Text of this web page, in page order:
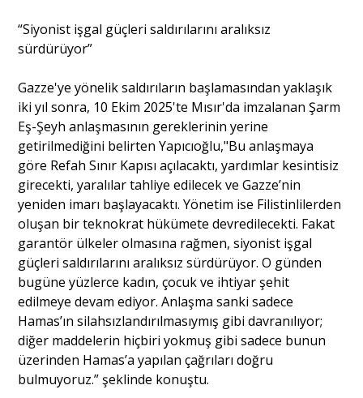
“Siyonist işgal güçleri saldırılarını aralıksız
sürdürüyor”
Gazze'ye yönelik saldırıların başlamasından yaklaşık
iki yıl sonra, 10 Ekim 2025'te Mısır'da imzalanan Şarm
Eş-Şeyh anlaşmasının gereklerinin yerine
getirilmediğini belirten Yapıcıoğlu,"Bu anlaşmaya
göre Refah Sınır Kapısı açılacaktı, yardımlar kesintisiz
girecekti, yaralılar tahliye edilecek ve Gazze’nin
yeniden imarı başlayacaktı. Yönetim ise Filistinlilerden
oluşan bir teknokrat hükümete devredilecekti. Fakat
garantör ülkeler olmasına rağmen, siyonist işgal
güçleri saldırılarını aralıksız sürdürüyor. O günden
bugüne yüzlerce kadın, çocuk ve ihtiyar şehit
edilmeye devam ediyor. Anlaşma sanki sadece
Hamas’ın silahsızlandırılmasıymış gibi davranılıyor;
diğer maddelerin hiçbiri yokmuş gibi sadece bunun
üzerinden Hamas’a yapılan çağrıları doğru
bulmuyoruz.” şeklinde konuştu.